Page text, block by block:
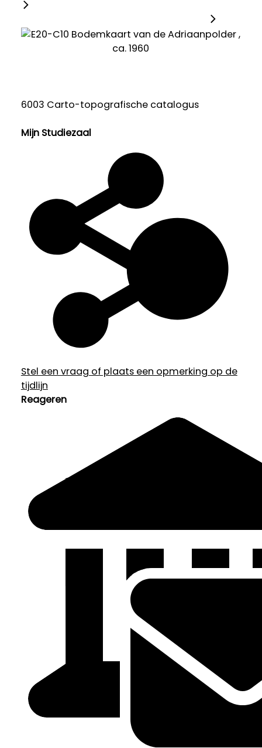
6003 Carto-topografische catalogus
Mijn Studiezaal
Stel een vraag of plaats een opmerking op de
tijdlijn
Reageren